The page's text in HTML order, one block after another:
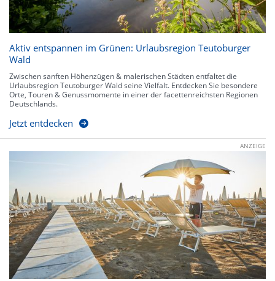
Aktiv entspannen im Grünen: Urlaubsregion Teutoburger
Wald
Zwischen sanften Höhenzügen & malerischen Städten entfaltet die
Urlaubsregion Teutoburger Wald seine Vielfalt. Entdecken Sie besondere
Orte, Touren & Genussmomente in einer der facettenreichsten Regionen
Deutschlands.
Jetzt entdecken
ANZEIGE